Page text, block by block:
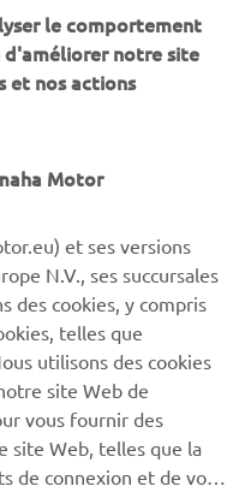
and class-leading
utility customers,
Off road Vehicles
to make real
than ever before.
le comportement
notre site
et nos actions
Motor
et ses versions
N.V., ses succursales
des cookies, y compris
telles que
utilisons des cookies
site Web de
vous fournir des
site Web, telles que la
de connexion et de vos